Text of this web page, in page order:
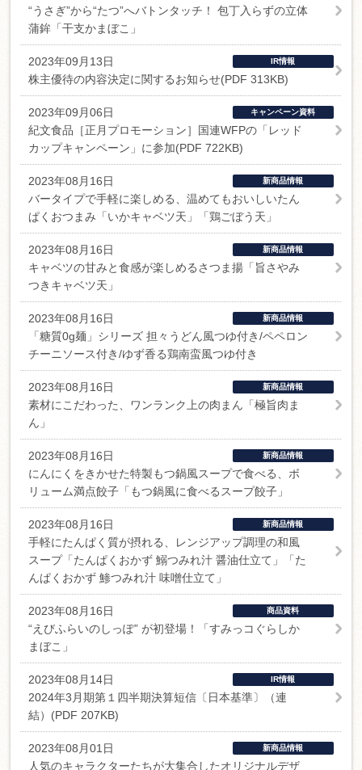
“うさぎ”から“たつ”へバトンタッチ！ 包丁入らずの立体
蒲鉾「干支かまぼこ」
2023年09月13日 IR情報
株主優待の内容決定に関するお知らせ(PDF 313KB)
2023年09月06日 キャンペーン資料
紀文食品［正月プロモーション］国連WFPの「レッド
カップキャンペーン」に参加(PDF 722KB)
2023年08月16日 新商品情報
バータイプで手軽に楽しめる、温めてもおいしいたん
ぱくおつまみ「いかキャベツ天」「鶏ごぼう天」
2023年08月16日 新商品情報
キャベツの甘みと食感が楽しめるさつま揚「旨さやみ
つきキャベツ天」
2023年08月16日 新商品情報
「糖質0g麺」シリーズ 担々うどん風つゆ付き/ペペロン
チーニソース付き/ゆず香る鶏南蛮風つゆ付き
2023年08月16日 新商品情報
素材にこだわった、ワンランク上の肉まん「極旨肉ま
ん」
2023年08月16日 新商品情報
にんにくをきかせた特製もつ鍋風スープで食べる、ボ
リューム満点餃子「もつ鍋風に食べるスープ餃子」
2023年08月16日 新商品情報
手軽にたんぱく質が摂れる、レンジアップ調理の和風
スープ「たんぱくおかず 鰯つみれ汁 醤油仕立て」「た
んぱくおかず 鯵つみれ汁 味噌仕立て」
2023年08月16日 商品資料
“えびふらいのしっぽ” が初登場！「すみっコぐらしか
まぼこ」
2023年08月14日 IR情報
2024年3月期第１四半期決算短信〔日本基準〕（連
結）(PDF 207KB)
2023年08月01日 新商品情報
人気のキャラクターたちが大集合したオリジナルデザ